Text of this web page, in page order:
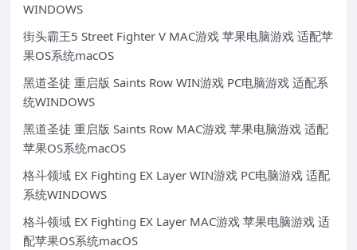
WINDOWS
街头霸王5 Street Fighter V MAC游戏 苹果电脑游戏 适配苹
果OS系统macOS
黑道圣徒 重启版 Saints Row WIN游戏 PC电脑游戏 适配系
统WINDOWS
黑道圣徒 重启版 Saints Row MAC游戏 苹果电脑游戏 适配
苹果OS系统macOS
格斗领域 EX Fighting EX Layer WIN游戏 PC电脑游戏 适配
系统WINDOWS
格斗领域 EX Fighting EX Layer MAC游戏 苹果电脑游戏 适
配苹果OS系统macOS